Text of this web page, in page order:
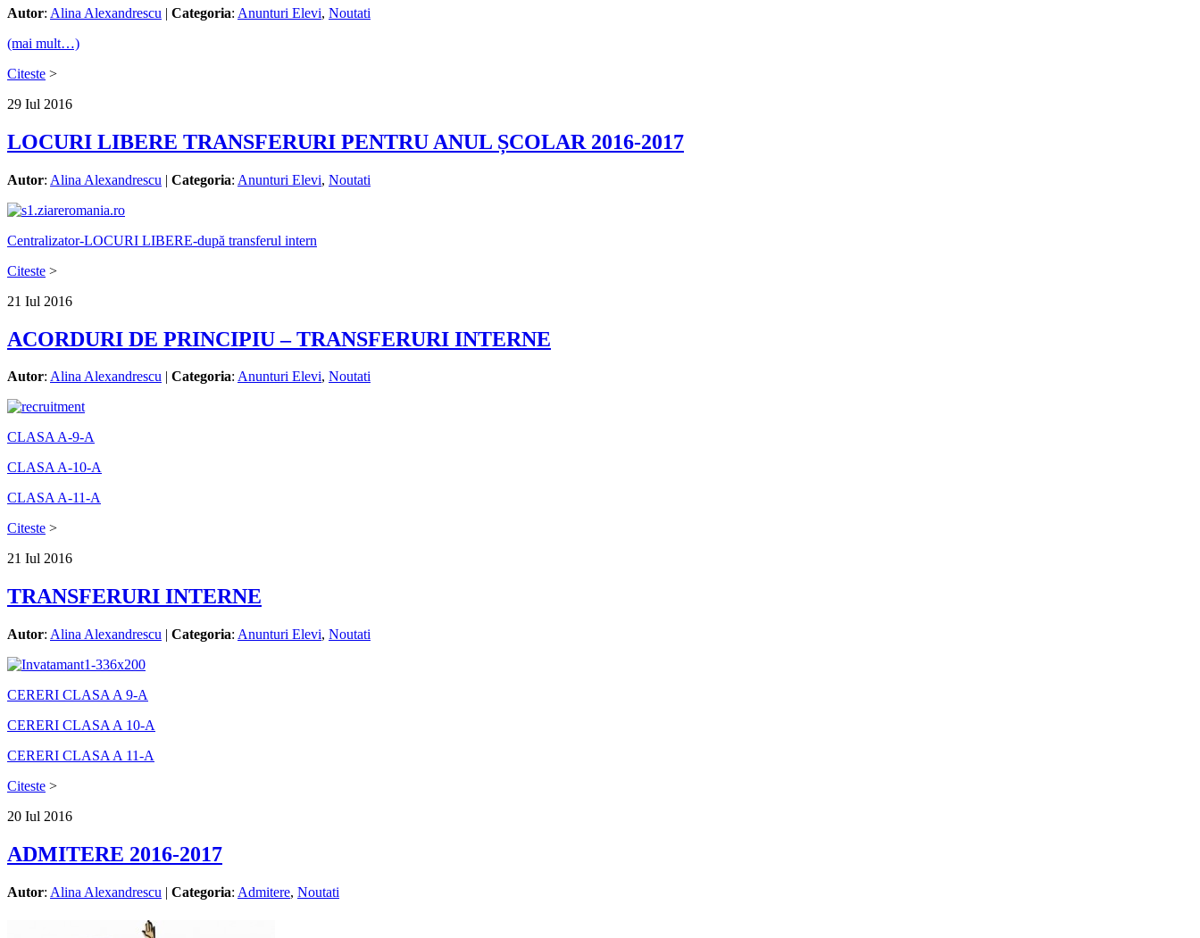
Autor: Alina Alexandrescu | Categoria: Anunturi Elevi, Noutati
(mai mult…)
Citeste >
29 Iul 2016
LOCURI LIBERE TRANSFERURI PENTRU ANUL ȘCOLAR 2016-2017
Autor: Alina Alexandrescu | Categoria: Anunturi Elevi, Noutati
Centralizator-LOCURI LIBERE-după transferul intern
Citeste >
21 Iul 2016
ACORDURI DE PRINCIPIU – TRANSFERURI INTERNE
Autor: Alina Alexandrescu | Categoria: Anunturi Elevi, Noutati
CLASA A-9-A
CLASA A-10-A
CLASA A-11-A
Citeste >
21 Iul 2016
TRANSFERURI INTERNE
Autor: Alina Alexandrescu | Categoria: Anunturi Elevi, Noutati
CERERI CLASA A 9-A
CERERI CLASA A 10-A
CERERI CLASA A 11-A
Citeste >
20 Iul 2016
ADMITERE 2016-2017
Autor: Alina Alexandrescu | Categoria: Admitere, Noutati